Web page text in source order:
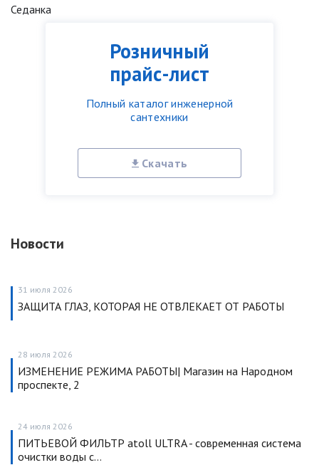
Розничный
прайс-лист
Полный каталог инженерной
сантехники
Скачать
Новости
31 июля 2026
ЗАЩИТА ГЛАЗ, КОТОРАЯ НЕ ОТВЛЕКАЕТ ОТ РАБОТЫ
28 июля 2026
ИЗМЕНЕНИЕ РЕЖИМА РАБОТЫ| Магазин на Народном
проспекте, 2
24 июля 2026
ПИТЬЕВОЙ ФИЛЬТР atoll ULTRA - современная система
очистки воды с…
Седанка